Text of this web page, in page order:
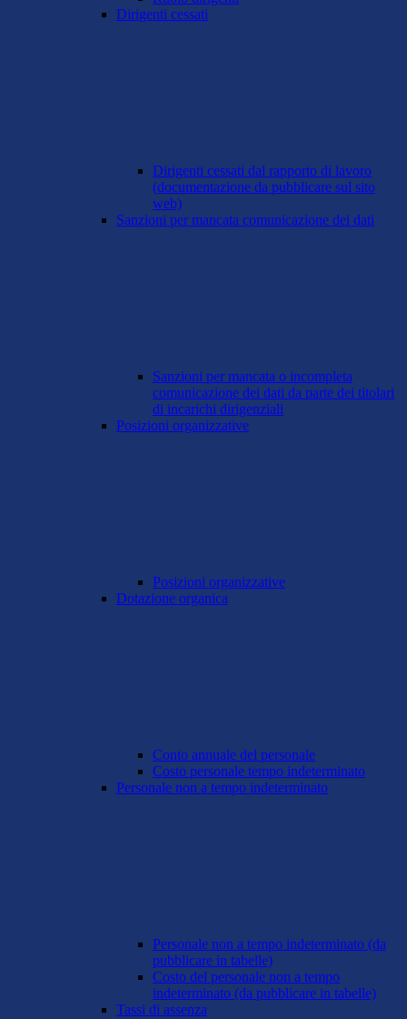
Dirigenti cessati
Dirigenti cessati dal rapporto di lavoro
(documentazione da pubblicare sul sito
web)
Sanzioni per mancata comunicazione dei dati
Sanzioni per mancata o incompleta
comunicazione dei dati da parte dei titolari
di incarichi dirigenziali
Posizioni organizzative
Posizioni organizzative
Dotazione organica
Conto annuale del personale
Costo personale tempo indeterminato
Personale non a tempo indeterminato
Personale non a tempo indeterminato (da
pubblicare in tabelle)
Costo del personale non a tempo
indeterminato (da pubblicare in tabelle)
Tassi di assenza